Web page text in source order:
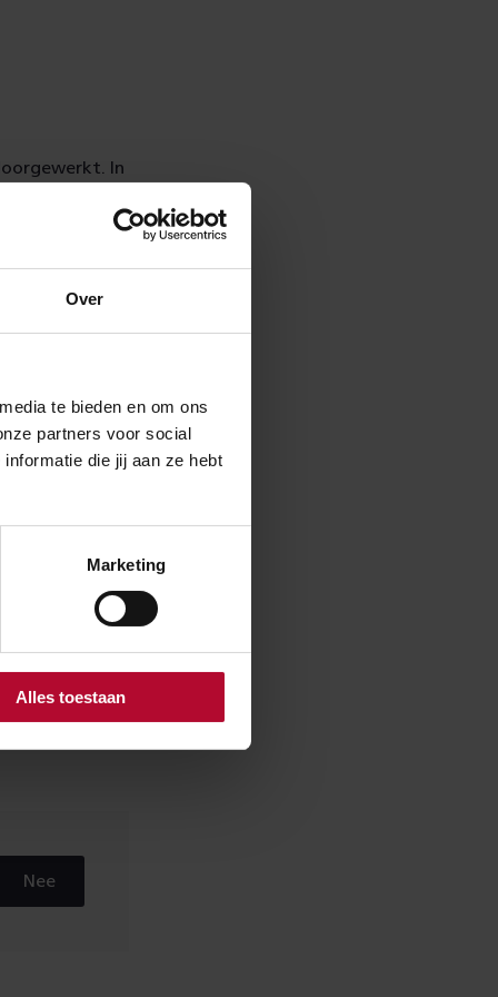
Over
te bieden en om ons
partners voor social
die jij aan ze hebt
Marketing
Alles toestaan
In
lang en 9
een kijkje
kan
die deel
ringweg
manier
Nee